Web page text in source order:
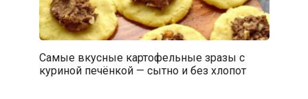
Самые вкусные картофельные зразы с
куриной печёнкой — сытно и без хлопот